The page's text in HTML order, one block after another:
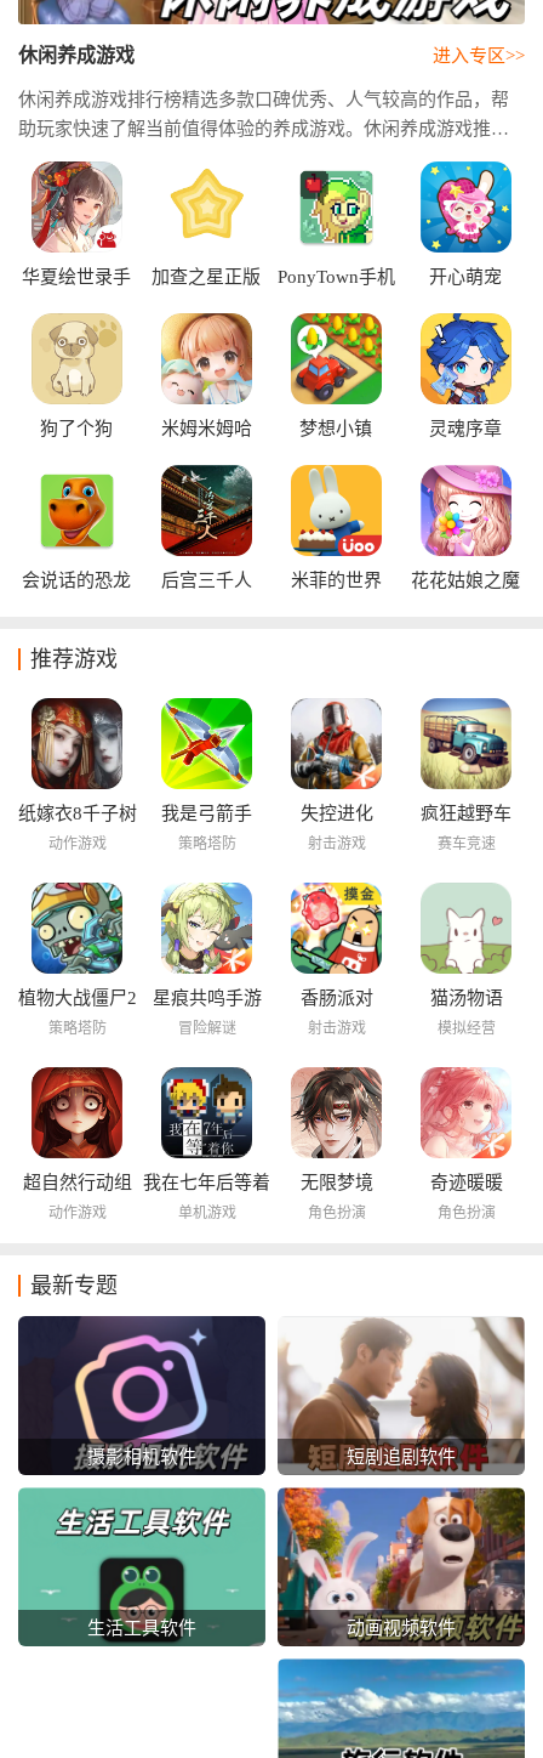
休闲养成游戏
休闲养成游戏排行榜精选多款口碑优秀、人气较高的作品，帮
助玩家快速了解当前值得体验的养成游戏。休闲养成游戏推
荐，根据不同题材和玩法进行分类，让新手和老玩家都能轻松
找到符合自己喜好的游戏。休闲养成游戏大全，涵盖卡通、治
愈、经营、放置、模拟等多种类型方便玩家自由选择。
进入专区>>
华夏绘世录手
加查之星正版
PonyTown手机
开心萌宠
狗了个狗 米姆米姆哈 梦想小镇 灵魂序章
会说话的恐龙 后宫三千人 米菲的世界
花花姑娘之魔
推荐游戏
纸嫁衣8千子树
动作游戏
我是弓箭手
策略塔防
失控进化
射击游戏
疯狂越野车
赛车竞速
植物大战僵尸2
海底世界
策略塔防
星痕共鸣手游
冒险解谜
香肠派对
射击游戏
猫汤物语
模拟经营
超自然行动组
动作游戏
我在七年后等着
你
单机游戏
无限梦境
角色扮演
奇迹暖暖
角色扮演
最新专题
摄影相机软件 短剧追剧软件
生活工具软件 动画视频软件